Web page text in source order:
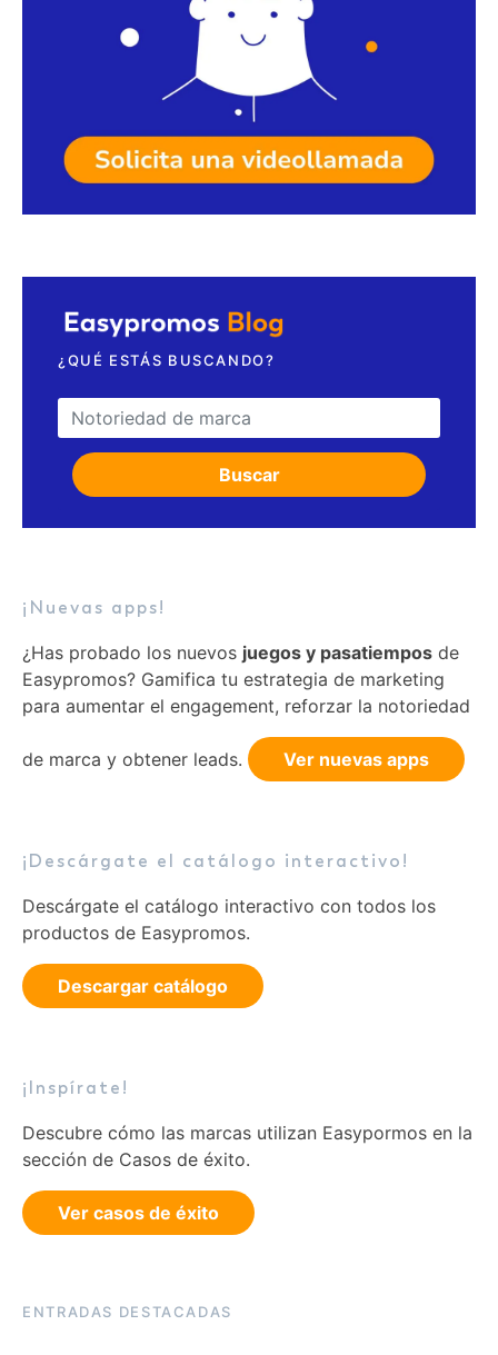
¿QUÉ ESTÁS BUSCANDO?
Search for:
Buscar
¡Nuevas apps!
¿Has probado los nuevos juegos y pasatiempos de
Easypromos? Gamifica tu estrategia de marketing
para aumentar el engagement, reforzar la notoriedad
de marca y obtener leads. Ver nuevas apps
¡Descárgate el catálogo interactivo!
Descárgate el catálogo interactivo con todos los
productos de Easypromos.
Descargar catálogo
¡Inspírate!
Descubre cómo las marcas utilizan Easypormos en la
sección de Casos de éxito.
Ver casos de éxito
ENTRADAS DESTACADAS